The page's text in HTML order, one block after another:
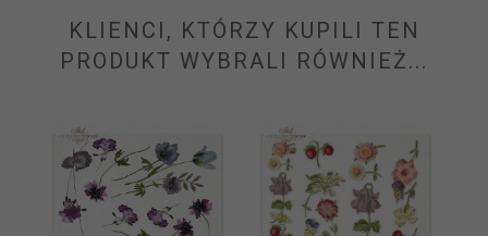
KLIENCI, KTÓRZY KUPILI TEN
PRODUKT WYBRALI RÓWNIEŻ...